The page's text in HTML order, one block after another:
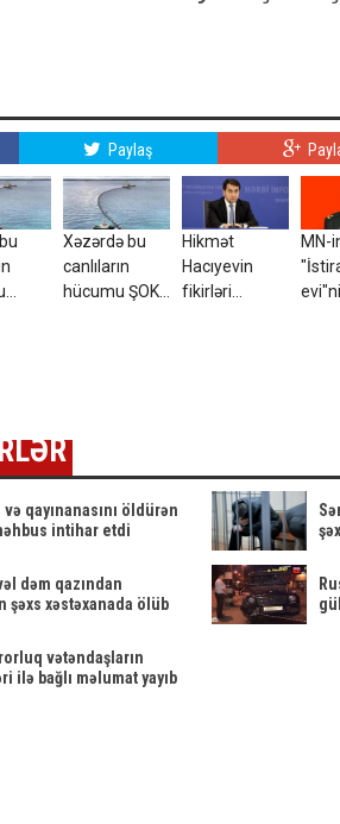
Paylaş
Xəzərdə bu
canlıların
hücumu ŞOK
Hikmət
Hacıyevin
fikirləri
MN-
və qayınanasını öldürən
intihar etdi
dəm qazından
şəxs xəstəxanada ölüb
vətəndaşların
ilə bağlı məlumat yayıb